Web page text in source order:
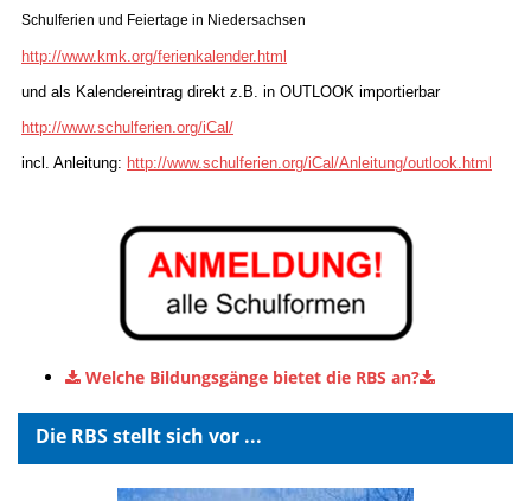
Welche Bildungsgänge bietet die RBS an?
Die RBS stellt sich vor ...
Schulferien und Feiertage in Niedersachsen
http://www.kmk.org/ferienkalender.html
und als Kalendereintrag direkt z.B. in OUTLOOK importierbar
http://www.schulferien.org/iCal/
incl. Anleitung: http://www.schulferien.org/iCal/Anleitung/outlook.html